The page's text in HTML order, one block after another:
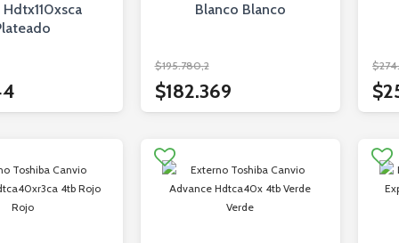
Hdtx110xsca
Blanco Blanco
$195.780,2
$182.369